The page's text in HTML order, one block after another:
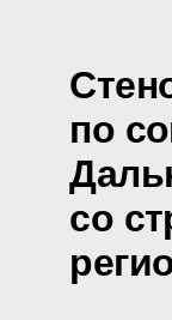
по
со